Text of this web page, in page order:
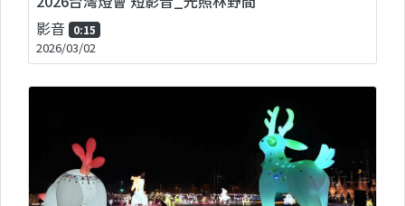
影音 0:15
2026/03/02